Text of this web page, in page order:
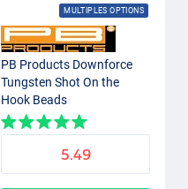
MULTIPLES OPTIONS
PB Products Downforce
Tungsten Shot On the
Hook Beads
5.49